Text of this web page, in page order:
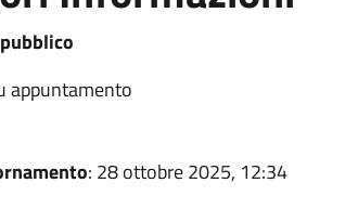
appuntamento
: 28 ottobre 2025, 12:34